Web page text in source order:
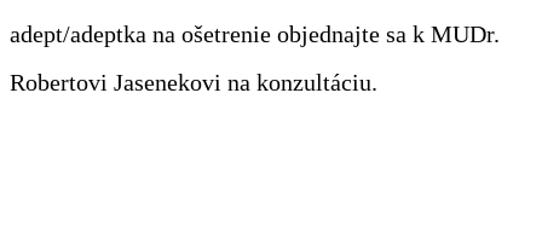
adept/adeptka na ošetrenie objednajte sa k MUDr.
Robertovi Jasenekovi na konzultáciu.